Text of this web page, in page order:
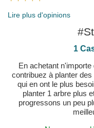
Publié le 2024-08-01 par
Lire plus d'opinions
1
En achetant
contribuez à planter
qui en ont le plus
planter 1 arbre plus
progressons un peu